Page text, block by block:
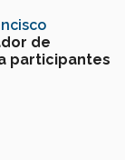
de
participantes